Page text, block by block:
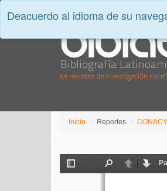
Inicio Reportes
Toggle
PreviousNext
Deacuerdo al idioma de su